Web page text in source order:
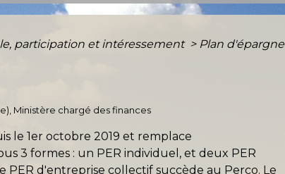
participation et intéressement > Plan d'épargne
Ministère chargé des finances
le 1er octobre 2019 et remplace
3 formes : un PER individuel, et deux PER
PER d'entreprise collectif succède au Perco. Le